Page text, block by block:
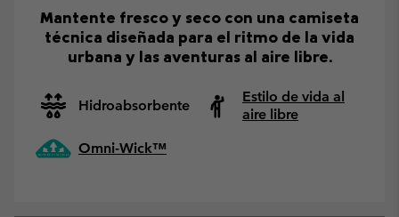
Mantente fresco y seco con una camiseta
técnica diseñada para el ritmo de la vida
urbana y las aventuras al aire libre.
Hidroabsorbente
Estilo de vida al
aire libre
Omni-Wick™